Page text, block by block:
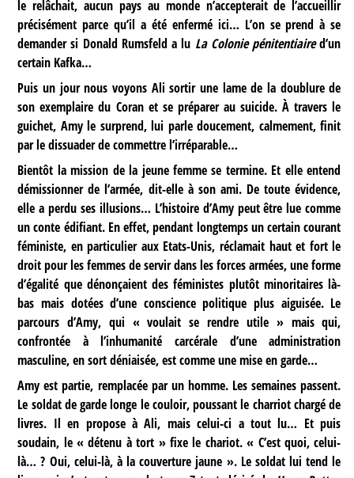
le relâchait, aucun pays au monde n’accepterait de l’accueillir
précisément parce qu’il a été enfermé ici… L’on se prend à se
demander si Donald Rumsfeld a lu La Colonie pénitentiaired’un
certain Kafka…
Puis un jour nous voyons Ali sortir une lame de la doublure de
son exemplaire du Coran et se préparer au suicide. À travers le
guichet, Amy le surprend, lui parle doucement, calmement, finit
par le dissuader de commettre l’irréparable…
Bientôt la mission de la jeune femme se termine. Et elle entend
démissionner de l’armée, dit-elle à son ami. De toute évidence,
elle a perdu ses illusions… L’histoire d’Amy peut être lue comme
un conte édifiant. En effet, pendant longtemps un certain courant
féministe, en particulier aux Etats-Unis, réclamait haut et fort le
droit pour les femmes de servir dans les forces armées, une forme
d’égalité que dénonçaient des féministes plutôt minoritaires là-
bas mais dotées d’une conscience politique plus aiguisée. Le
parcours d’Amy, qui « voulait se rendre utile » mais qui,
confrontée à l’inhumanité carcérale d’une administration
masculine, en sort déniaisée, est comme une mise en garde…
Amy est partie, remplacée par un homme. Les semaines passent.
Le soldat de garde longe le couloir, poussant le charriot chargé de
livres. Il en propose à Ali, mais celui-ci a tout lu… Et puis
soudain, le « détenu à tort » fixe le chariot. « C’est quoi, celui-
là… ? Oui, celui-là, à la couverture jaune ». Le soldat lui tend le